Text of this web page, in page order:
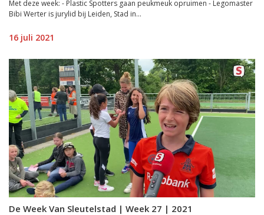
Met deze week: - Plastic Spotters gaan peukmeuk opruimen - Legomaster
Bibi Werter is jurylid bij Leiden, Stad in...
16 juli 2021
De Week Van Sleutelstad | Week 27 | 2021